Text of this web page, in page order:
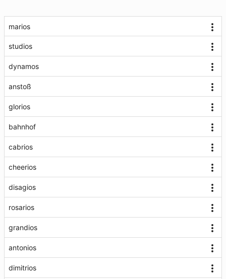
marios
studios
dynamos
anstoß
glorios
bahnhof
cabrios
cheerios
disagios
rosarios
grandios
antonios
dimitrios